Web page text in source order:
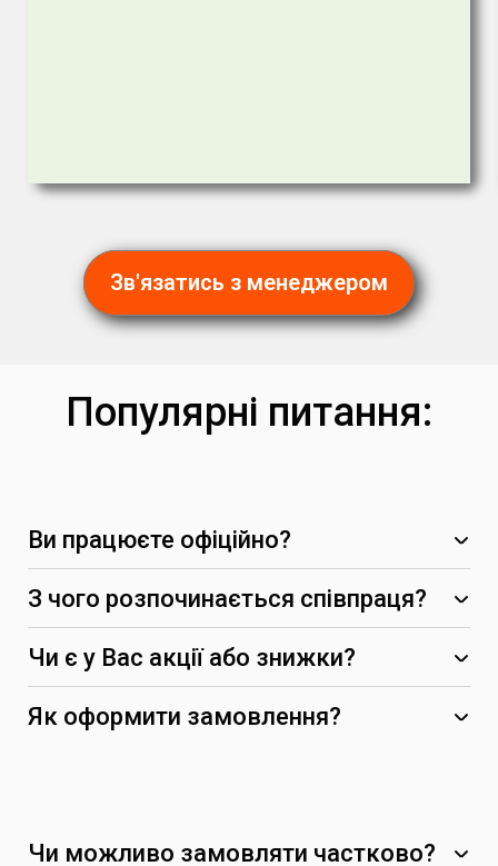
Зв'язатись з менеджером
Популярні питання:
Ви працюєте офіційно?
З чого розпочинається співпраця?
Чи є у Вас акції або знижки?
-5%
Як оформити замовлення?
Чи можливо замовляти частково?